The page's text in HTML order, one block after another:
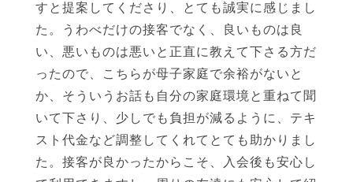
すと提案してくださり、とても誠実に感じまし
た。うわべだけの接客でなく、良いものは良
い、悪いものは悪いと正直に教えて下さる方だ
ったので、こちらが母子家庭で余裕がないと
か、そういうお話も自分の家庭環境と重ねて聞
いて下さり、少しでも負担が減るように、テキ
スト代金など調整してくれてとても助かりまし
た。接客が良かったからこそ、入会後も安心し